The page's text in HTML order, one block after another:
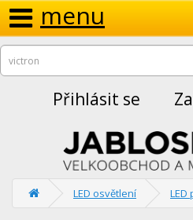
menu
Přihlásit se
LED osvětlení LED